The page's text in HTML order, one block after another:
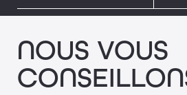
NOUS VOUS